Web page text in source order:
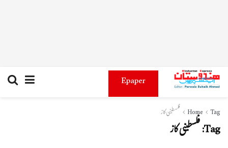
Epaper
Home Tag فلسطینی کاز
Tag:فلسطینی کاز